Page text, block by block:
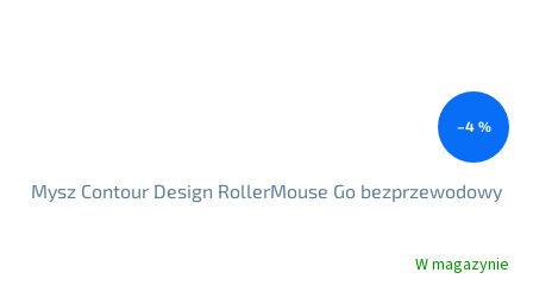
–4 %
Mysz Contour Design RollerMouse Go bezprzewodowy
W magazynie